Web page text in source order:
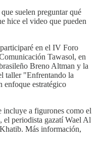
suelen preguntar qué
hice el video que pueden
en el IV Foro
Tawasol, en
Breno Altman y la
taller "Enfrentando la
enfoque estratégico
incluye a figurones como el
el periodista gazatí Wael Al
Más información,